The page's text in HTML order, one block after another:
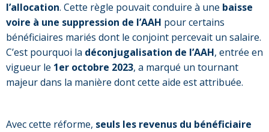
l’allocation. Cette règle pouvait conduire à une baisse
voire à une suppression de l’AAH pour certains
bénéficiaires mariés dont le conjoint percevait un salaire.
C’est pourquoi la déconjugalisation de l’AAH, entrée en
vigueur le 1er octobre 2023, a marqué un tournant
majeur dans la manière dont cette aide est attribuée.
Avec cette réforme, seuls les revenus du bénéficiaire